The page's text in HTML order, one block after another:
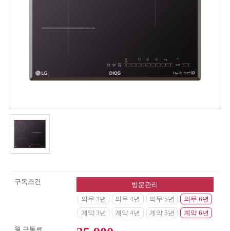
구독조건
방문관리
의무 3년
계약 3년
의무 4년
계약 4년
의무 5년
계약 5년
의무 6년
계약 6년
월 구독료